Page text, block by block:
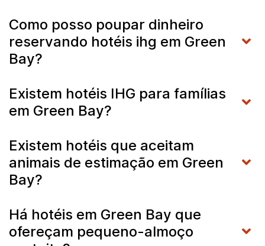
Como posso poupar dinheiro
reservando hotéis ihg em Green
Bay?
Existem hotéis IHG para famílias
em Green Bay?
Existem hotéis que aceitam
animais de estimação em Green
Bay?
Há hotéis em Green Bay que
ofereçam pequeno-almoço